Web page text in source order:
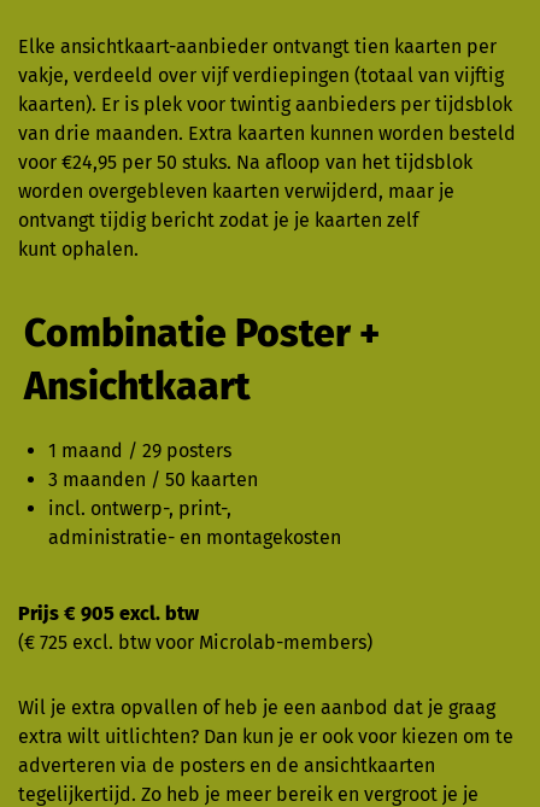
Elke ansichtkaart-aanbieder ontvangt tien kaarten per
vakje, verdeeld over vijf verdiepingen (totaal van vijftig
kaarten). Er is plek voor twintig aanbieders per tijdsblok
van drie maanden. Extra kaarten kunnen worden besteld
voor €24,95 per 50 stuks. Na afloop van het tijdsblok
worden overgebleven kaarten verwijderd, maar je
ontvangt tijdig bericht zodat je je kaarten zelf
kunt ophalen.
Combinatie Poster +
Ansichtkaart
1 maand / 29 posters
3 maanden / 50 kaarten
incl. ontwerp-, print-,
administratie- en montagekosten
Prijs € 905 excl. btw
(€ 725 excl. btw voor Microlab-members)
Wil je extra opvallen of heb je een aanbod dat je graag
extra wilt uitlichten? Dan kun je er ook voor kiezen om te
adverteren via de posters en de ansichtkaarten
tegelijkertijd. Zo heb je meer bereik en vergroot je je